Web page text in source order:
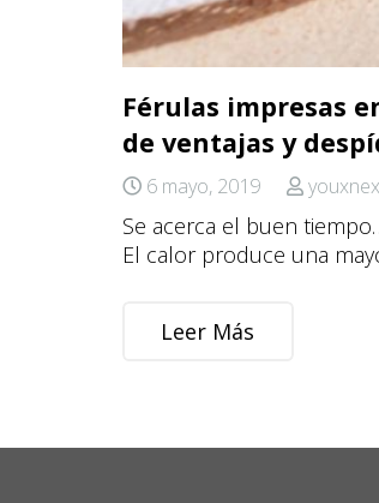
Férulas impresas
de ventajas y
6 mayo, 2019
Se acerca el buen
El calor produce una
Leer Más